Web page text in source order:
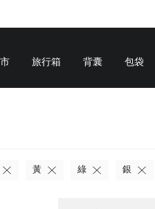
外營業
旅行箱 背囊 包袋
黃 綠 銀